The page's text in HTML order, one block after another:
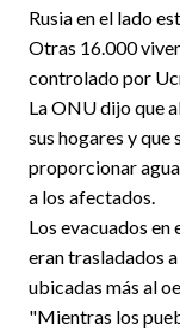
Rusia en el lado
Otras 16.000
controlado por
La ONU dijo que
sus hogares y que
proporcionar
a los afectados.
Los evacuados
eran trasladados
ubicadas más al
"Mientras los